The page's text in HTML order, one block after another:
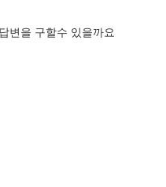
변을 구할수 있을까요